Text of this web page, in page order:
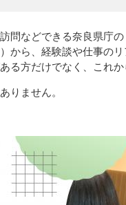
問などできる奈良県庁
から、経験談や仕事のリ
る方だけでなく、これ
りません。